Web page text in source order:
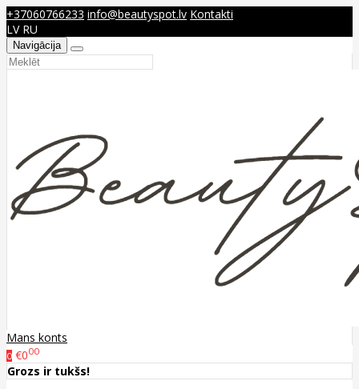
+37060766233 info@beautyspot.lv Kontakti
LV RU
Navigācija
Mans konts
0 €000
Grozs ir tukšs!